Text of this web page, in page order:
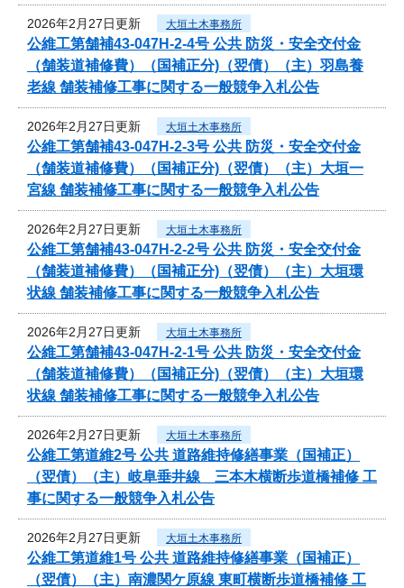
2026年2月27日更新 大垣土木事務所
公維工第舗補43-047H-2-4号 公共 防災・安全交付金
（舗装道補修費）（国補正分)（翌債）（主）羽島養
老線 舗装補修工事に関する一般競争入札公告
2026年2月27日更新 大垣土木事務所
公維工第舗補43-047H-2-3号 公共 防災・安全交付金
（舗装道補修費）（国補正分)（翌債）（主）大垣一
宮線 舗装補修工事に関する一般競争入札公告
2026年2月27日更新 大垣土木事務所
公維工第舗補43-047H-2-2号 公共 防災・安全交付金
（舗装道補修費）（国補正分)（翌債）（主）大垣環
状線 舗装補修工事に関する一般競争入札公告
2026年2月27日更新 大垣土木事務所
公維工第舗補43-047H-2-1号 公共 防災・安全交付金
（舗装道補修費）（国補正分)（翌債）（主）大垣環
状線 舗装補修工事に関する一般競争入札公告
2026年2月27日更新 大垣土木事務所
公維工第道維2号 公共 道路維持修繕事業（国補正）
（翌債）（主）岐阜垂井線 三本木横断歩道橋補修 工
事に関する一般競争入札公告
2026年2月27日更新 大垣土木事務所
公維工第道維1号 公共 道路維持修繕事業（国補正）
（翌債）（主）南濃関ケ原線 東町横断歩道橋補修 工